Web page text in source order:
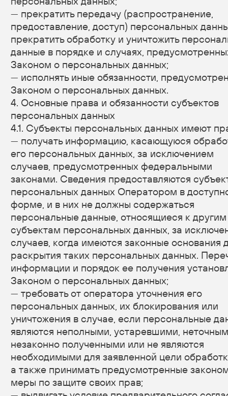
персональных данных соответствуют заявленным
целям обработки. Не допускается избыточность
обрабатываемых персональных данных
по отношению к заявленным целям их обработки.
5.6. При обработке персональных данных
обеспечивается точность персональных данных,
их достаточность, а в необходимых случаях
и актуальность по отношению к целям обработки
персональных данных. Оператор принимает
необходимые меры и/или обеспечивает
их принятие по удалению или уточнению неполных
или неточных данных.
5.7. Хранение персональных данных
осуществляется в форме, позволяющей
определить субъекта персональных данных,
не дольше, чем этого требуют цели обработки
персональных данных, если срок хранения
персональных данных не установлен
федеральным законом, договором, стороной
которого, выгодоприобретателем или
поручителем по которому является субъект
персональных данных. Обрабатываемые
персональные данные уничтожаются либо
обезличиваются по достижении целей обработки
или в случае утраты необходимости в достижении
этих целей, если иное не предусмотрено
федеральным законом.
6. Цели обработки персональных данных
Цель обработки
информирование Пользователя посредством
отправки электронных писем
Персональные данные
фамилия, имя, отчество
номера телефонов
Правовые основания
уставные (учредительные) документы
Оператора
договоры, заключаемые между оператором
и субъектом персональных данных
Виды обработки персональных данных